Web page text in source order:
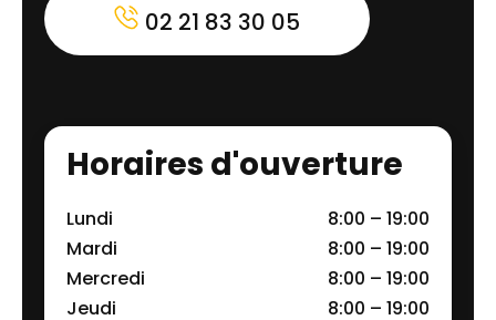
02 21 83 30 05
Horaires d'ouverture
Lundi
8:00 – 19:00
Mardi
8:00 – 19:00
Mercredi
8:00 – 19:00
Jeudi
8:00 – 19:00